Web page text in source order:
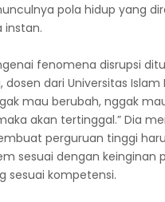
pola hidup yang
instan.
fenomena disrupsi
dosen dari Universitas Islam
mau berubah, nggak
akan tertinggal.” Dia
perguruan tinggi
sesuai dengan keinginan
sesuai kompetensi.